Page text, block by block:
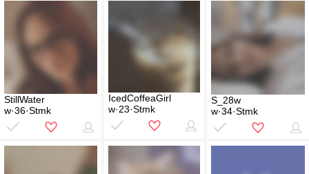
StillWater
w·36·Stmk
IcedCoffeaGirl
w·23·Stmk
S_28w
w·34·Stmk